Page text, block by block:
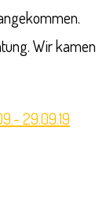
Wir kamen
29.09.19